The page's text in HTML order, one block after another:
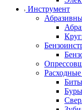
Инструмент
Биты
Буры